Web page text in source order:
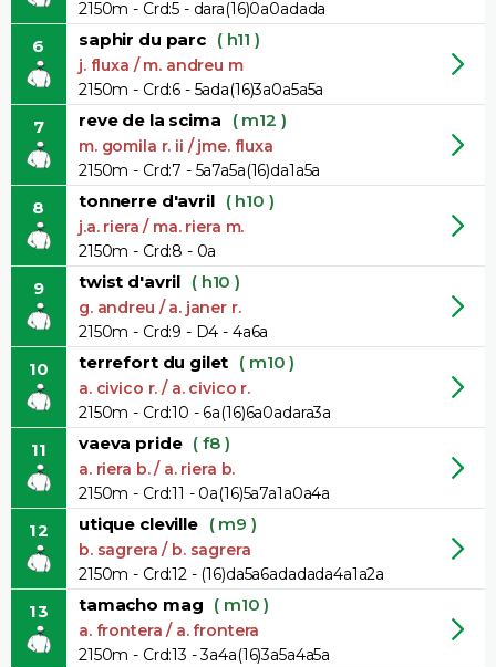
2150m - Crd:5 - dara(16)0a0adada
6 saphir du parc ( h11 )
j. fluxa / m. andreu m
2150m - Crd:6 - 5ada(16)3a0a5a5a
7 reve de la scima ( m12 )
m. gomila r. ii / jme. fluxa
2150m - Crd:7 - 5a7a5a(16)da1a5a
8 tonnerre d'avril ( h10 )
j.a. riera / ma. riera m.
2150m - Crd:8 - 0a
9 twist d'avril ( h10 )
g. andreu / a. janer r.
2150m - Crd:9 - D4 - 4a6a
10 terrefort du gilet ( m10 )
a. civico r. / a. civico r.
2150m - Crd:10 - 6a(16)6a0adara3a
11 vaeva pride ( f8 )
a. riera b. / a. riera b.
2150m - Crd:11 - 0a(16)5a7a1a0a4a
12 utique cleville ( m9 )
b. sagrera / b. sagrera
2150m - Crd:12 - (16)da5a6adadada4a1a2a
13 tamacho mag ( m10 )
a. frontera / a. frontera
2150m - Crd:13 - 3a4a(16)3a5a4a5a